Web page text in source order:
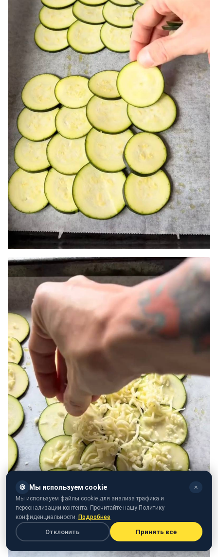
🍪 Мы используем cookie ✕
Мы используем файлы cookie для анализа трафика и
персонализации контента. Прочитайте нашу Политику
конфиденциальности. Подробнее
Отклонить Принять все